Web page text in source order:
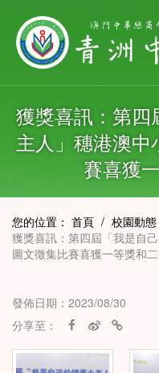
獲獎喜訊：第
主人」穗港澳
賽喜獲
您的位置： 首頁 / 校園動態
獲獎喜訊：第四屆「我是自
圖文徵集比賽喜獲一等獎和
發佈日期：2023/08/30
分享至：